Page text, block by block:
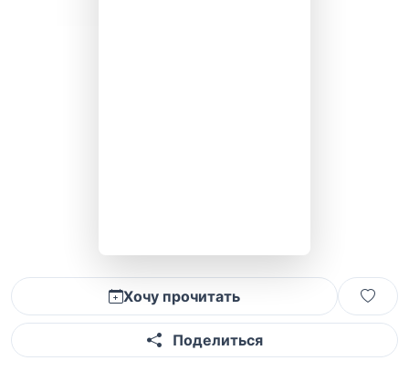
Хочу прочитать
Поделиться